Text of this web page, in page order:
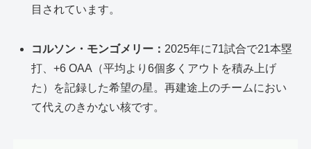
目されています。
コルソン・モンゴメリー： 2025年に71試合で21本塁
打、+6 OAA（平均より6個多くアウトを積み上げ
た）を記録した希望の星。再建途上のチームにおい
て代えのきかない核です。